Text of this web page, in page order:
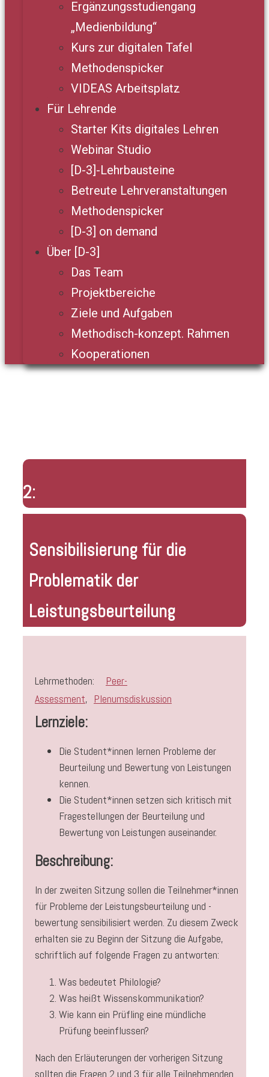
Ergänzungsstudiengang
„Medienbildung“
Kurs zur digitalen Tafel
Methodenspicker
VIDEAS Arbeitsplatz
Für Lehrende
Starter Kits digitales Lehren
Webinar Studio
[D-3]-Lehrbausteine
Betreute Lehrveranstaltungen
Methodenspicker
[D-3] on demand
Über [D-3]
Das Team
Projektbereiche
Ziele und Aufgaben
Methodisch-konzept. Rahmen
Kooperationen
2:
Sensibilisierung für die
Problematik der
Leistungsbeurteilung
Lehrmethoden:
Peer-
Assessment, Plenumsdiskussion
Lernziele:
Die Student*innen lernen Probleme der
Beurteilung und Bewertung von Leistungen
kennen.
Die Student*innen setzen sich kritisch mit
Fragestellungen der Beurteilung und
Bewertung von Leistungen auseinander.
Beschreibung:
In der zweiten Sitzung sollen die Teilnehmer*innen
für Probleme der Leistungsbeurteilung und -
bewertung sensibilisiert werden. Zu diesem Zweck
erhalten sie zu Beginn der Sitzung die Aufgabe,
schriftlich auf folgende Fragen zu antworten:
Was bedeutet Philologie?
Was heißt Wissenskommunikation?
Wie kann ein Prüfling eine mündliche
Prüfung beeinflussen?
Nach den Erläuterungen der vorherigen Sitzung
sollten die Fragen 2 und 3 für alle Teilnehmenden